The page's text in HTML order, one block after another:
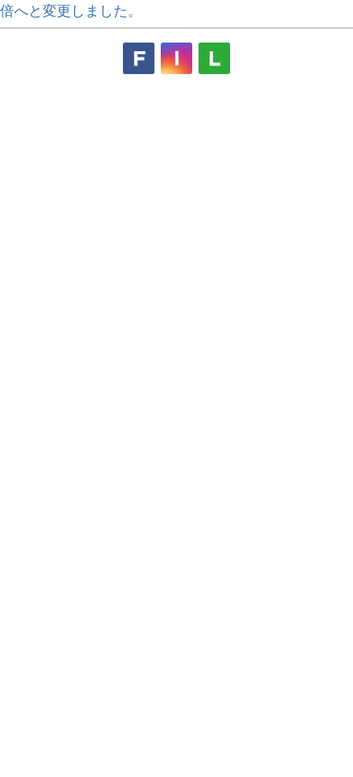
倍へと変更しました。